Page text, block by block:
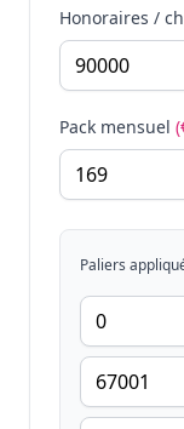
Honoraires /
Pack mensuel
Paliers